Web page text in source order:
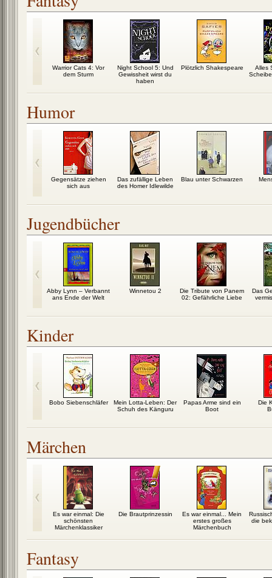
Warrior Cats 4: Vor
dem Sturm
Night School 5: Und
Gewissheit wirst du
haben
Plötzlich Shakespeare
Alles
Humor
Gegensätze ziehen
sich aus
Das zufällige Leben
des Homer Idlewilde
Blau unter Schwarzen
Jugendbücher
Abby Lynn – Verbannt
ans Ende der Welt
Winnetou 2
Die Tribute von Panem
02: Gefährliche Liebe
Das
Kinder
Bobo Siebenschläfer
Mein Lotta-Leben: Der
Schuh des Känguru
Papas Arme sind ein
Boot
Die
Märchen
Es war einmal: Die
schönsten
Märchenklassiker
Die Brautprinzessin
Es war einmal... Mein
erstes großes
Märchenbuch
die
Fantasy